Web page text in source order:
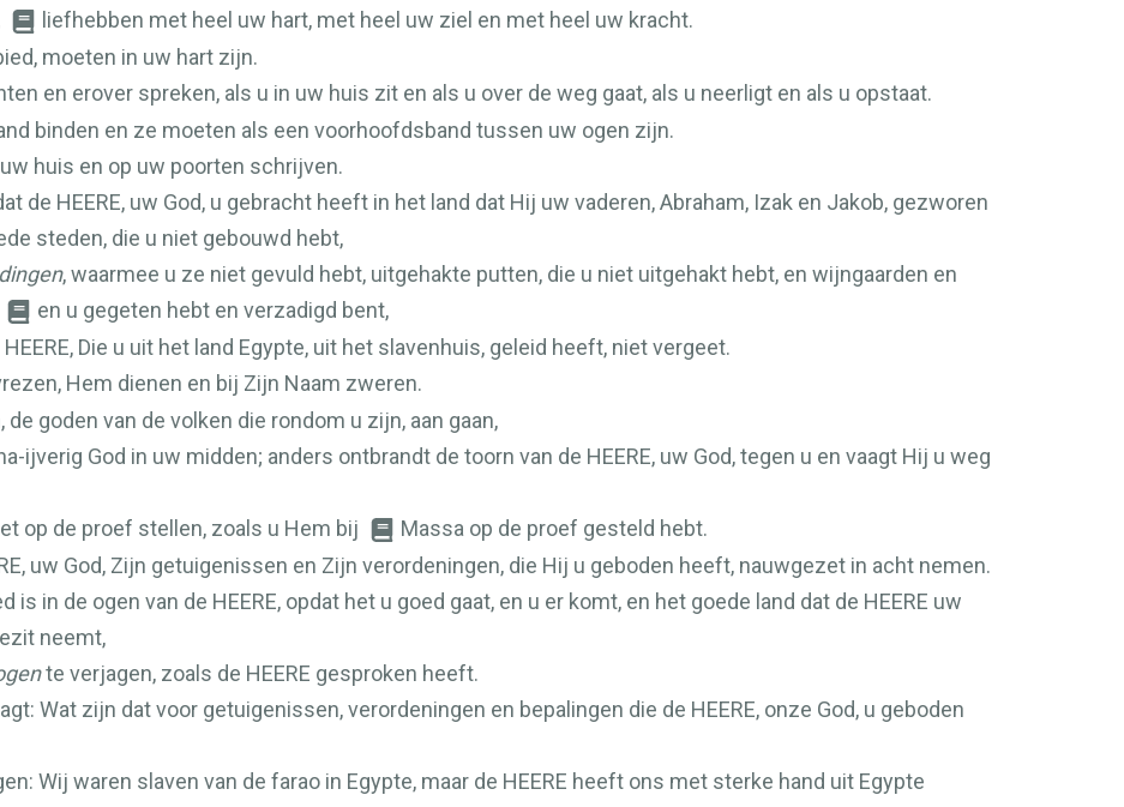
liefhebben met heel uw hart, met heel uw ziel en met heel uw kracht.
moeten in uw hart zijn.
en erover spreken, als u in uw huis zit en als u over de weg gaat, als u neerligt en als u opstaat.
binden en ze moeten als een voorhoofdsband tussen uw ogen zijn.
huis en op uw poorten schrijven.
de HEERE, uw God, u gebracht heeft in het land dat Hij uw vaderen, Abraham, Izak en Jakob, gezworen
steden, die u niet gebouwd hebt,
dingen, waarmee u ze niet gevuld hebt, uitgehakte putten, die u niet uitgehakt hebt, en wijngaarden en
en u gegeten hebt en verzadigd bent,
HEERE, Die u uit het land Egypte, uit het slavenhuis, geleid heeft, niet vergeet.
Hem dienen en bij Zijn Naam zweren.
goden van de volken die rondom u zijn, aan gaan,
ijverig God in uw midden; anders ontbrandt de toorn van de HEERE, uw God, tegen u en vaagt Hij u weg
op de proef stellen, zoals u Hem bij
Massa op de proef gesteld hebt.
, uw God, Zijn getuigenissen en Zijn verordeningen, die Hij u geboden heeft, nauwgezet in acht nemen.
is in de ogen van de HEERE, opdat het u goed gaat, en u er komt, en het goede land dat de HEERE uw
neemt,
te verjagen, zoals de HEERE gesproken heeft.
Wat zijn dat voor getuigenissen, verordeningen en bepalingen die de HEERE, onze God, u geboden
Wij waren slaven van de farao in Egypte, maar de HEERE heeft ons met sterke hand uit Egypte